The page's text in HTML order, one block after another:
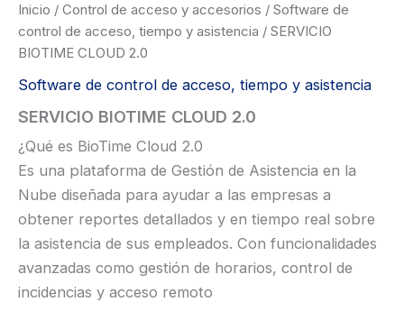
Inicio / Control de acceso y accesorios / Software de
control de acceso, tiempo y asistencia / SERVICIO
BIOTIME CLOUD 2.0
Software de control de acceso, tiempo y asistencia
SERVICIO BIOTIME CLOUD 2.0
¿Qué es BioTime Cloud 2.0
Es una plataforma de Gestión de Asistencia en la
Nube diseñada para ayudar a las empresas a
obtener reportes detallados y en tiempo real sobre
la asistencia de sus empleados. Con funcionalidades
avanzadas como gestión de horarios, control de
incidencias y acceso remoto